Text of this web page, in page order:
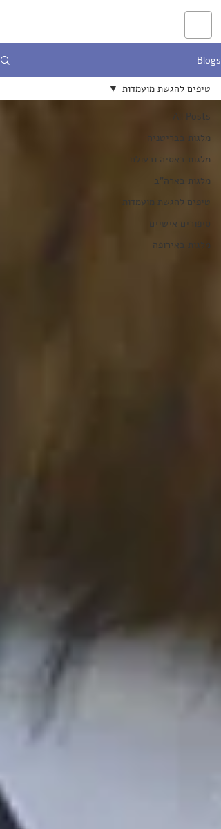
Blogs
All Posts
מלגות בבריטניה
מלגות באסיה ובעולם
מלגות בארה"ב
טיפים להגשת מועמדות
סיפורים אישיים
מלגות באירופה
טיפים להגשת מועמדות